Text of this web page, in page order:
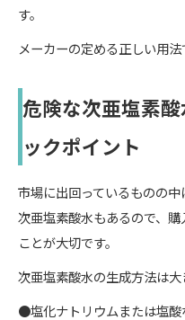
す。
メーカーの定める正しい用法
危険な次亜塩素
ックポイント
市場に出回っているものの
次亜塩素酸水もあるので、
ことが大切です。
次亜塩素酸水の生成方法は大
●塩化ナトリウムまたは塩酸